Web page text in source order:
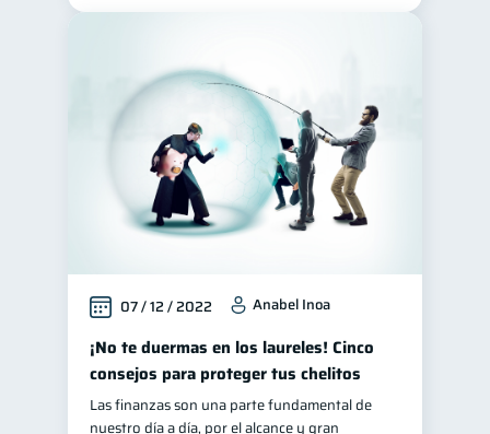
07 / 12 / 2022 Anabel Inoa
¡No te duermas en los laureles! Cinco
consejos para proteger tus chelitos
Las finanzas son una parte fundamental de
nuestro día a día, por el alcance y gran